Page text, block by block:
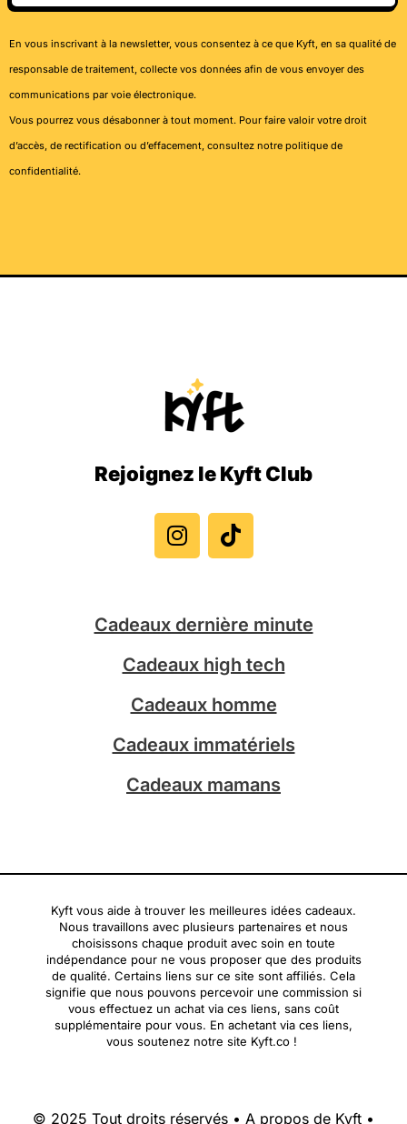
En vous inscrivant à la newsletter, vous consentez à ce que Kyft, en sa qualité de
responsable de traitement, collecte vos données afin de vous envoyer des
communications par voie électronique.
Vous pourrez vous désabonner à tout moment. Pour faire valoir votre droit
d’accès, de rectification ou d’effacement, consultez notre politique de
confidentialité.
Rejoignez le Kyft Club
n
s
t
r
a
m
i
k
t
Cadeaux dernière minute
Cadeaux high tech
Cadeaux homme
Cadeaux immatériels
Cadeaux mamans
Kyft vous aide à trouver les meilleures idées cadeaux.
Nous travaillons avec plusieurs partenaires et nous
choisissons chaque produit avec soin en toute
indépendance pour ne vous proposer que des produits
de qualité. Certains liens sur ce site sont affiliés. Cela
signifie que nous pouvons percevoir une commission si
vous effectuez un achat via ces liens, sans coût
supplémentaire pour vous. En achetant via ces liens,
vous soutenez notre site Kyft.co !
© 2025 Tout droits réservés • A propos de Kyft •